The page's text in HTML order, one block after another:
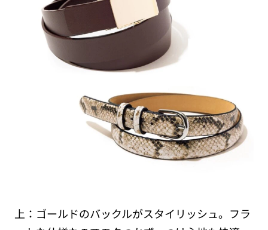
上：ゴールドのバックルがスタイリッシュ。フラ